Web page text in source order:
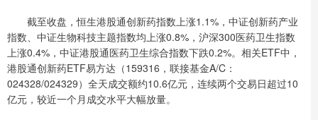
截至收盘，恒生港股通创新药指数上涨1.1%，中证创新药产业
指数、中证生物科技主题指数均上涨0.8%，沪深300医药卫生指数
上涨0.4%，中证港股通医药卫生综合指数下跌0.2%。相关ETF中，
港股通创新药ETF易方达（159316，联接基金A/C：
024328/024329）全天成交额约10.6亿元，连续两个交易日超过10
亿元，较近一个月成交水平大幅放量。